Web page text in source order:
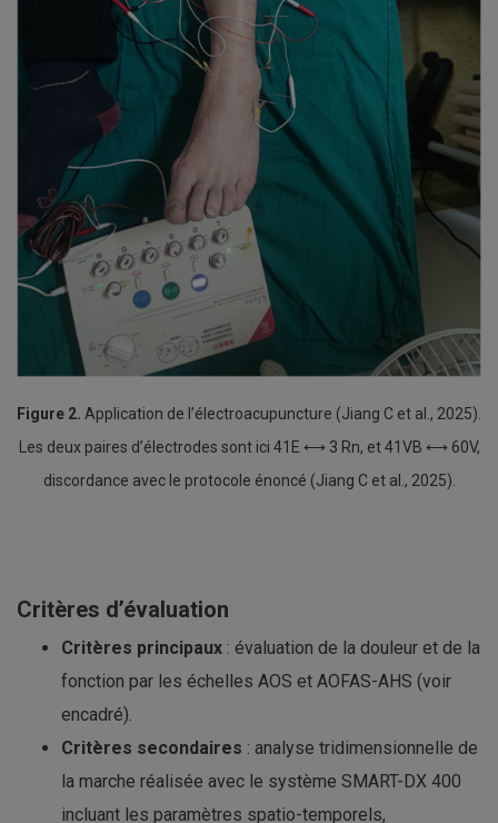
Figure 2. Application de l’électroacupuncture (Jiang C et al., 2025).
Les deux paires d’électrodes sont ici 41E ⟷ 3 Rn, et 41VB ⟷ 60V,
discordance avec le protocole énoncé (Jiang C et al., 2025).
Critères d’évaluation
Critères principaux : évaluation de la douleur et de la
fonction par les échelles AOS et AOFAS-AHS (voir
encadré).
Critères secondaires : analyse tridimensionnelle de
la marche réalisée avec le système SMART-DX 400
incluant les paramètres spatio-temporels,